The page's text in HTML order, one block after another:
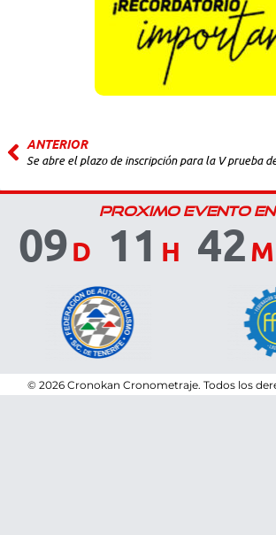
ANTERIOR
Se abre el plazo de inscripción para la V prueba
PROXIMO EVENTO
09D 11 H 42M
© 2026 Cronokan Cronometraje. Todos los